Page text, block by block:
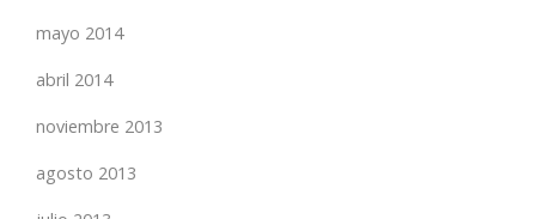
mayo 2014
abril 2014
noviembre 2013
agosto 2013